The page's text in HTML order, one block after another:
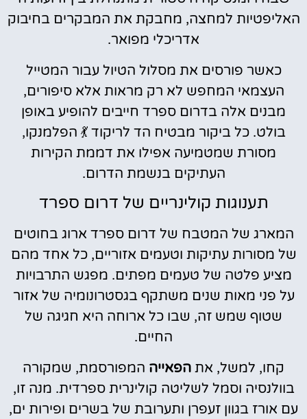
האליפטיות למחצה, מחבקת את המבקרים בחיבוק
אדריכלי מפואר.
כאשר פורסים את מסלול הטיול עבור המטייל
העצמאי המחפש לא רק מראות אלא סיפורים,
מבנים אלה בדרום ספרד חייבים להופיע באופן
בולט. כל ביקור מבטיח הד לריקוד 💃 הפלמנקו,
מסורת שמטמיעה אפילו את דממת הקירות
העתיקים בנשמת הדרום.
תענוגות קולינריים של דרום ספרד
המארג של המטבח של דרום ספרד ארוג בחוטים
של מסורות עתיקות וטעמים אזוריים, כל אחד מהם
מציע פלטה של טעמים מפתים. מפגש התרבויות
על פני מאות שנים משתקף בגסטרונומיה של אזור
שטוף שמש זה, שבו כל ארוחה היא חגיגה של
החיים.
קחו, למשל, את הפאייה המפורסמת, שמקורה
בוולנסיה וסמל לשליטה קולינרית ספרדית. מנה זו,
עם אורז בגוון זעפרן ותערובת של בשרים ופירות ים,